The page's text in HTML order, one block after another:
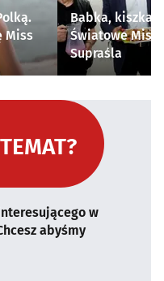
Miss
Babka, kiszka i
Światowe
Supraśla
w
abyśmy